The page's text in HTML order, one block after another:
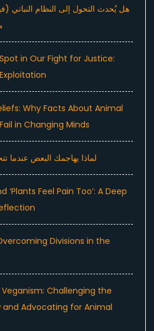
هل يُحدث التحول إلى النظام النباتي
in Our Fight for Justice:
Why Facts About Animal
in Changing Minds
لماذا يهاجمك البعض عندما
‘Plants Feel Pain Too’: A Deep
Divisions in the
Challenging the
and Advocating for Animal